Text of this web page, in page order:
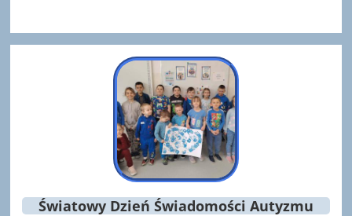
Światowy Dzień Świadomości Autyzmu